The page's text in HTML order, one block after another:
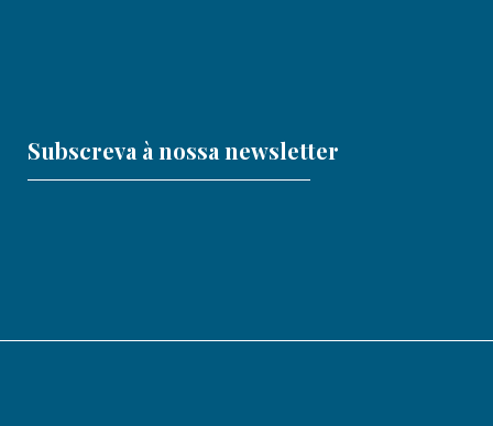
Subscreva à nossa newsletter